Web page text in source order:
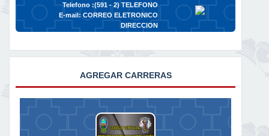
Telefono :(591 - 2)TELEFONO
E-mail:CORREO ELETRONICO
DIRECCION
AGREGAR CARRERAS